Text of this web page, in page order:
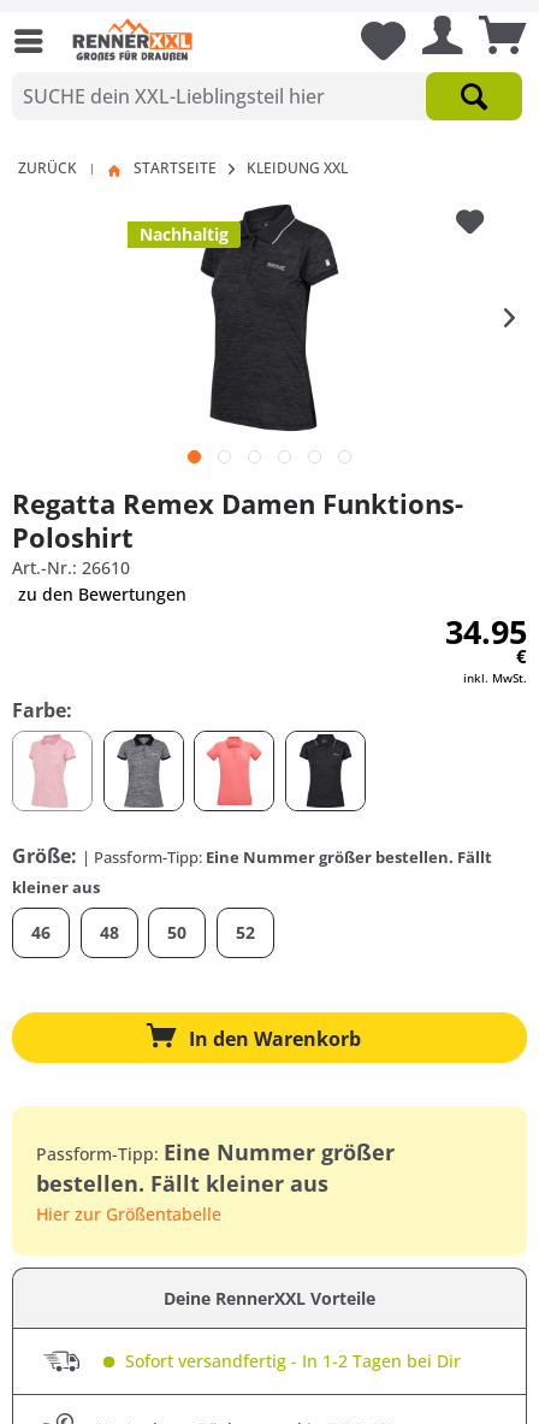
ZURÜCK | STARTSEITE KLEIDUNG XXL
Nachhaltig
Regatta Remex Damen Funktions-
Poloshirt
Art.-Nr.: 26610
zu den Bewertungen
34.95
€
inkl. MwSt.
Farbe:
Größe: | Passform-Tipp: Eine Nummer größer bestellen. Fällt
kleiner aus
46 48 50 52
In den Warenkorb
Passform-Tipp: Eine Nummer größer
bestellen. Fällt kleiner aus
Hier zur Größentabelle
Deine RennerXXL Vorteile
Sofort versandfertig - In 1-2 Tagen bei Dir